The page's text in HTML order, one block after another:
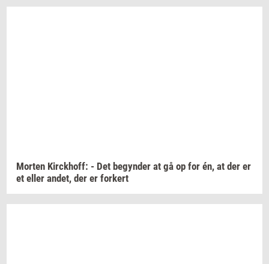
Mor­ten Kirck­hoff: - Det be­gyn­der at gå op for én, at der er
et eller andet, der er for­kert